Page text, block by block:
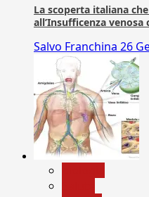
La scoperta italiana
all’Insufficenza venosa
Salvo Franchina 26